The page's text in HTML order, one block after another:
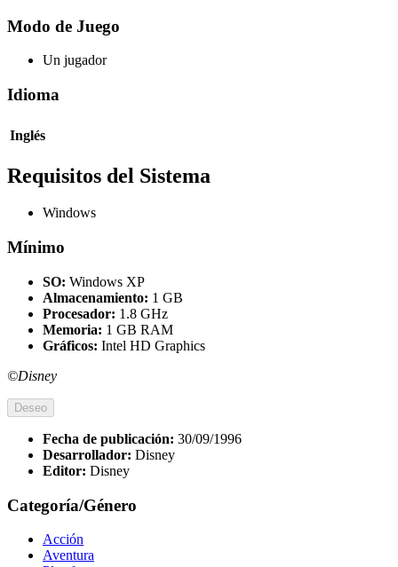
Modo de Juego
Un jugador
Idioma
Inglés
Requisitos del Sistema
Windows
Mínimo
SO: Windows XP
Almacenamiento: 1 GB
Procesador: 1.8 GHz
Memoria: 1 GB RAM
Gráficos: Intel HD Graphics
©Disney
Deseo
Fecha de publicación: 30/09/1996
Desarrollador: Disney
Editor: Disney
Categoría/Género
Acción
Aventura